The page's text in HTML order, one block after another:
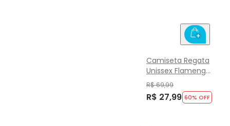
Camiseta Regata
Unissex Flamengo
Infantil Brandili
R$ 69,99
R$ 27,99 60% OFF